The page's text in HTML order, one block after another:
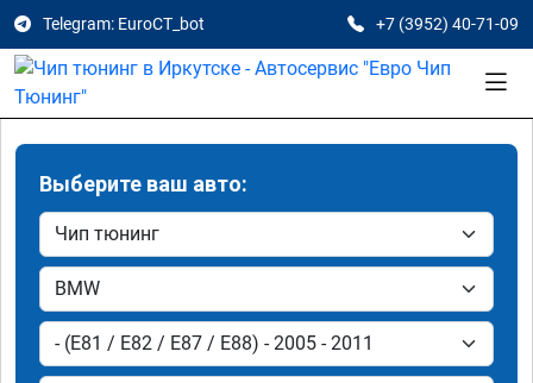
Telegram: EuroCT_bot +7 (3952) 40-71-09
Выберите ваш авто: